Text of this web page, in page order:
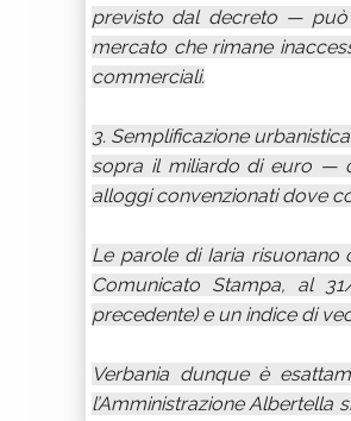
previsto dal decreto —
mercato che rimane
commerciali.
3. Semplificazione
sopra il miliardo di euro —
alloggi convenzionati dove
Le parole di Iaria risuonano
Comunicato Stampa, al
precedente) e un indice di
Verbania dunque è
l’Amministrazione